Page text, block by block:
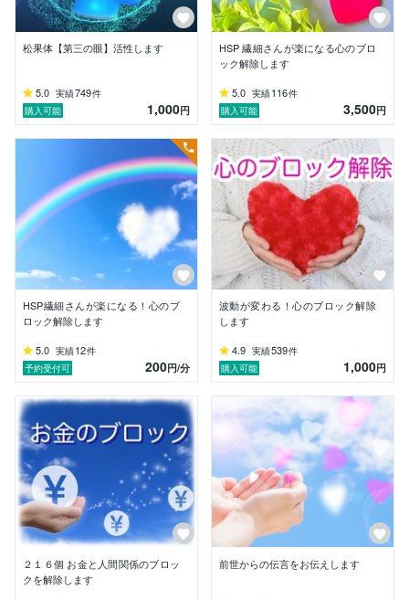
私は通常ZOOMセッションをしたり、
ブロック解除や松果体活性の方法を講座で教えていま
す。
マインドブロックバスター養成講座【オンライン】へは
全国・海外からもお申込み頂いております
東京、大阪、名古屋へ出張実績があります。
心のブロック解除は誰でもできる「世界一優しい心のケ
ア」です。
本当に人生を変えるには自分でブロック解除していく必
要があります
３分で１個心のブロック解除
マインドブロックバスター　藤田貴子（福岡）
https://coconala.com/blogs/355612/202832
らえます
※マナーに欠ける方、不理解によるクレームをおっしゃ
る方はブロックさせて頂きます。
効果には個人差がありますのでご了承願います。
業務軽減のため評価を割愛させて頂きコメントされた方
のみ返信しております。
出品内容の転載、２次使用、酷似表現はお断りいたしま
す。確認された場合は運営へ報告致しますのでご了承を
お願いいたします。
※私はいかなるビジネス、宗教、政治思想団体とは関係
ございません
松果体【第三の眼】活性します
5.0 実績749件
購入可能
1,000円
HSP 繊細さんが楽になる心のブロ
ック解除します
5.0 実績116件
購入可能
3,500円
HSP繊細さんが楽になる！心のブ
ロック解除します
5.0 実績12件
予約受付可
200円/分
波動が変わる！心のブロック解除
します
4.9 実績539件
購入可能
1,000円
２１６個 お金と人間関係のブロッ
クを解除します
前世からの伝言をお伝えします